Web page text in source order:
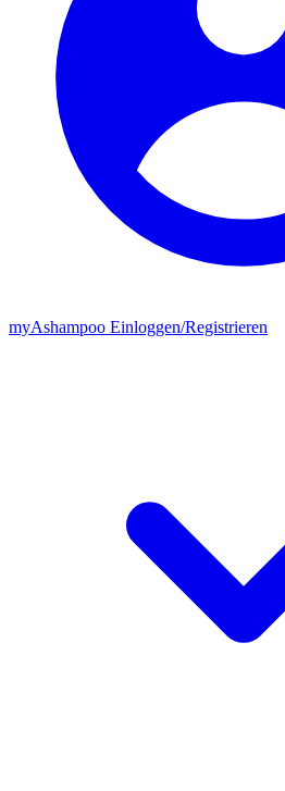
myAshampoo Einloggen/Registrieren